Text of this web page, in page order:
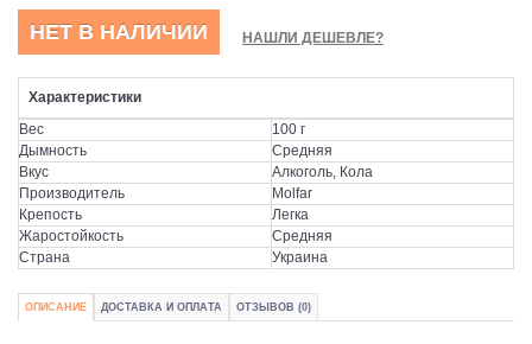
НЕТ В НАЛИЧИИ НАШЛИ ДЕШЕВЛЕ?
Характеристики
Вес
100 г
Дымность
Средняя
Вкус
Алкоголь, Кола
Производитель
Molfar
Крепость
Легка
Жаростойкость
Средняя
Страна
Украина
ОПИСАНИЕ ДОСТАВКА И ОПЛАТА ОТЗЫВОВ (0)